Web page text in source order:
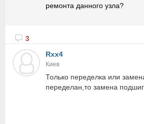
ремонта данного узла?
3
Rxx4
Киев
Только переделка или
переделан,то замена